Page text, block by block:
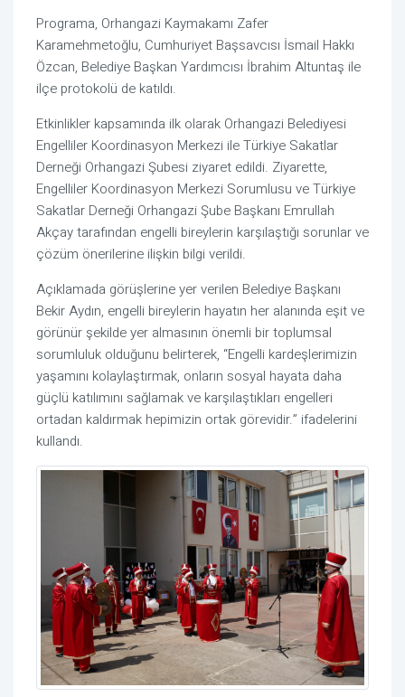
Programa, Orhangazi Kaymakamı Zafer
Karamehmetoğlu, Cumhuriyet Başsavcısı İsmail Hakkı
Özcan, Belediye Başkan Yardımcısı İbrahim Altuntaş ile
ilçe protokolü de katıldı.
Etkinlikler kapsamında ilk olarak Orhangazi Belediyesi
Engelliler Koordinasyon Merkezi ile Türkiye Sakatlar
Derneği Orhangazi Şubesi ziyaret edildi. Ziyarette,
Engelliler Koordinasyon Merkezi Sorumlusu ve Türkiye
Sakatlar Derneği Orhangazi Şube Başkanı Emrullah
Akçay tarafından engelli bireylerin karşılaştığı sorunlar ve
çözüm önerilerine ilişkin bilgi verildi.
Açıklamada görüşlerine yer verilen Belediye Başkanı
Bekir Aydın, engelli bireylerin hayatın her alanında eşit ve
görünür şekilde yer almasının önemli bir toplumsal
sorumluluk olduğunu belirterek, “Engelli kardeşlerimizin
yaşamını kolaylaştırmak, onların sosyal hayata daha
güçlü katılımını sağlamak ve karşılaştıkları engelleri
ortadan kaldırmak hepimizin ortak görevidir.” ifadelerini
kullandı.